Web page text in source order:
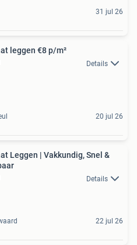
31 jul 26
leggen €8 p/m²
Details
20 jul 26
Leggen | Vakkundig, Snel &
Details
22 jul 26